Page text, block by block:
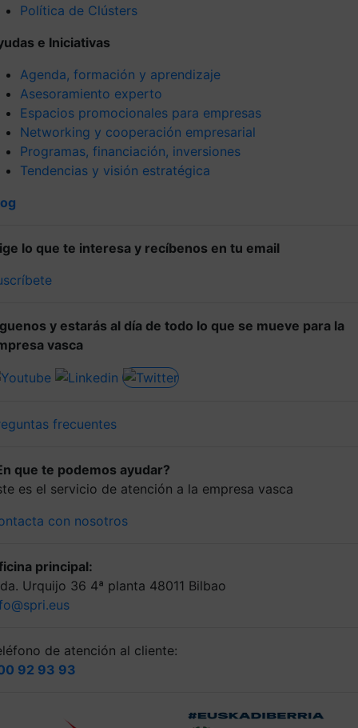
Política de Clústers
e Iniciativas
Agenda, formación y aprendizaje
Asesoramiento experto
Espacios promocionales para empresas
Networking y cooperación empresarial
Programas, financiación, inversiones
Tendencias y visión estratégica
lo que te interesa y recíbenos en tu email
y estarás al día de todo lo que se mueve para la
vasca
frecuentes
que te podemos ayudar?
es el servicio de atención a la empresa vasca
con nosotros
principal:
Urquijo 36 4ª planta 48011 Bilbao
de atención al cliente:
92 93 93